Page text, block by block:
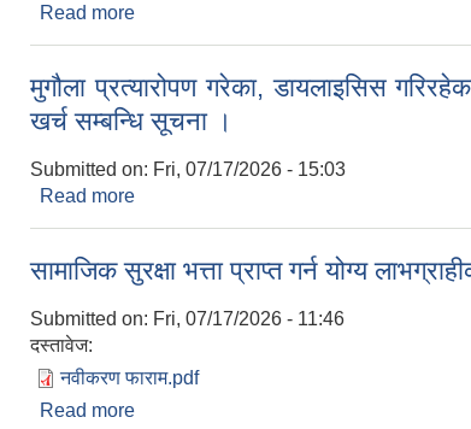
Read more
मुगौला प्रत्यारोपण गरेका, डायलाइसिस
खर्च सम्बन्धि सूचना ।
Submitted on: Fri, 07/17/2026 - 15:03
Read more
सामाजिक सुरक्षा भत्ता प्राप्त गर्न योग्य
Submitted on: Fri, 07/17/2026 - 11:46
दस्तावेज:
नवीकरण फाराम.pdf
Read more